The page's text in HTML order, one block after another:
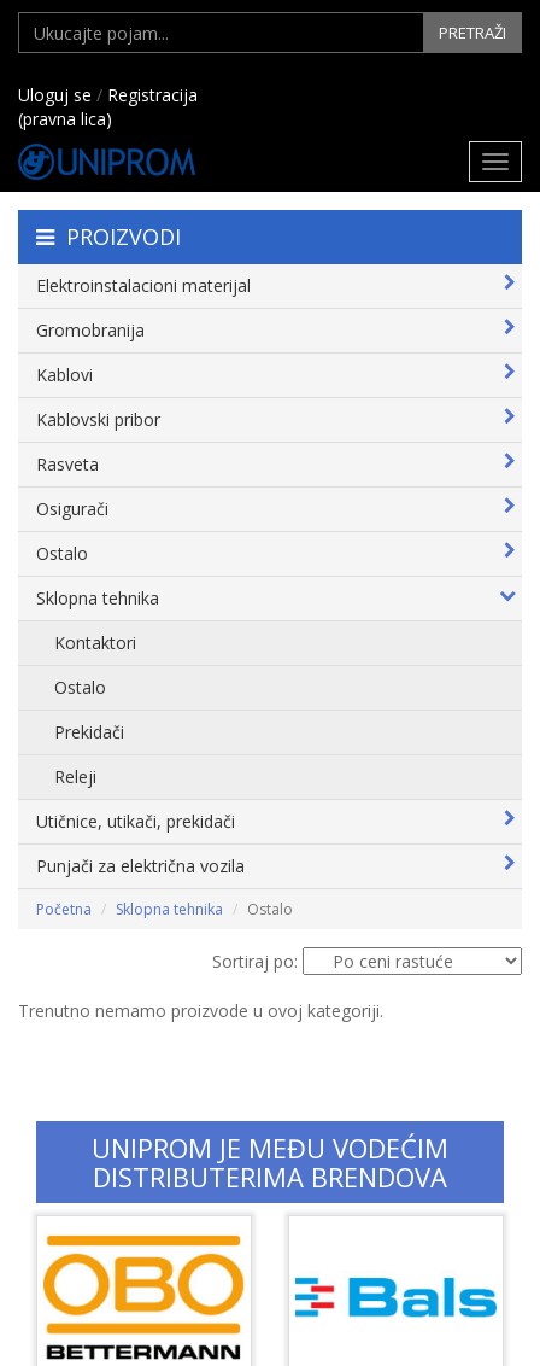
PRETRAŽI
Uloguj se / Registracija
(pravna lica)
PROIZVODI
Elektroinstalacioni materijal
Gromobranija
Kablovi
Kablovski pribor
Rasveta
Osigurači
Ostalo
Sklopna tehnika
Kontaktori
Ostalo
Prekidači
Releji
Utičnice, utikači, prekidači
Punjači za električna vozila
Početna Sklopna tehnika Ostalo
Sortiraj po:
Trenutno nemamo proizvode u ovoj kategoriji.
UNIPROM JE MEĐU VODEĆIM
DISTRIBUTERIMA BRENDOVA